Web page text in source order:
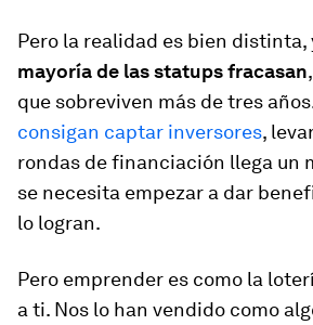
Pero la realidad es bien distinta,
mayoría de las statups fracasan
que sobreviven más de tres
consigan captar inversores,
rondas de financiación llega un
se necesita empezar a dar
lo logran.
Pero emprender es como la
a ti. Nos lo han vendido como